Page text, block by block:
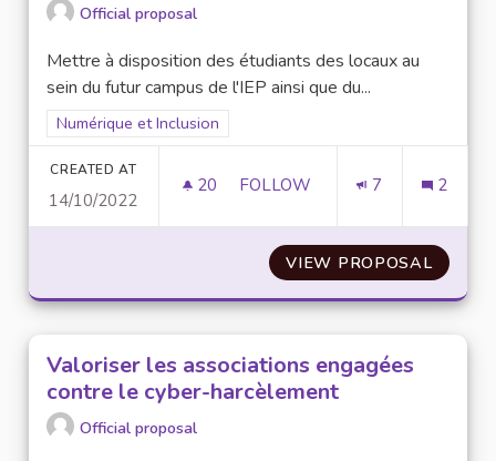
Official proposal
Mettre à disposition des étudiants des locaux au
sein du futur campus de l'IEP ainsi que du...
Filter results for scope: Numérique et Inclusion
Numérique et Inclusion
CREATED AT
14/10/2022
20 20 FOLLOWERS
FOLLOW 7 2
VIEW PROPOSALMISE
Valoriser les associations engagées
contre le cyber-harcèlement
Official proposal